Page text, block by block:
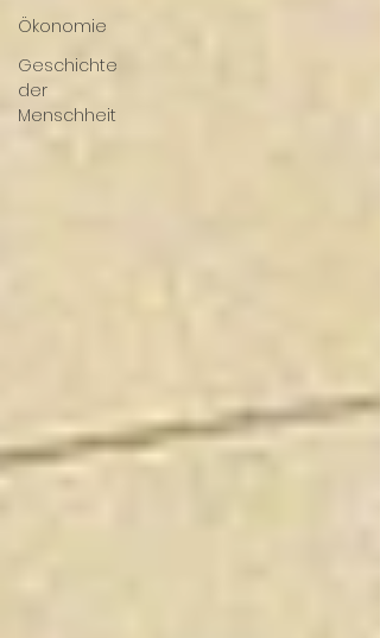
Ökonomie
Geschichte
der
Menschheit